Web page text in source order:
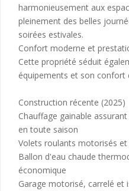
harmonieusement aux
pleinement des belles
soirées estivales.
Confort moderne et
Cette propriété séduit
équipements et son confort
Construction récente (2025)
Chauffage gainable
en toute saison
Volets roulants motorisés et
Ballon d'eau chaude
économique
Garage motorisé, carrelé et